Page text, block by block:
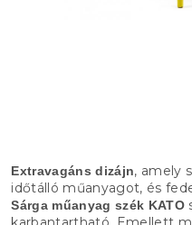
Extravagáns dizájn, amely
időtálló műanyagot, és
Sárga műanyag szék KATO